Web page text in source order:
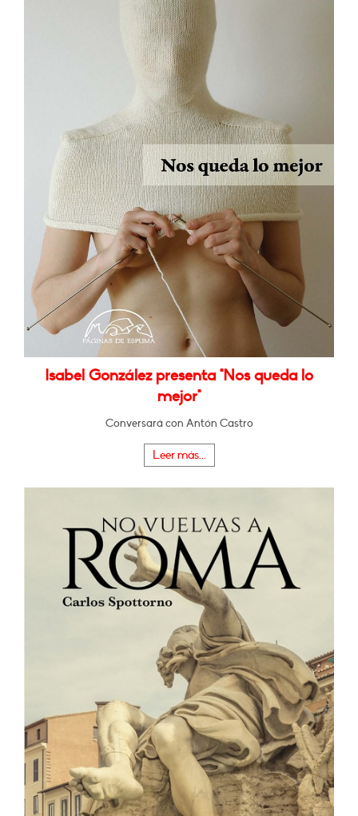
Isabel González presenta "Nos queda lo
mejor"
Conversará con Antón Castro
Leer más...